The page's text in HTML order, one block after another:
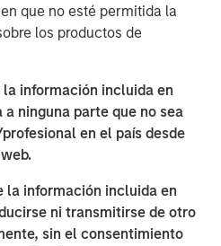
que no esté permitida la
los productos de
información incluida en
ninguna parte que no sea
en el país desde
la información incluida en
ni transmitirse de otro
sin el consentimiento
encouraged plenty of
among investors and
public companies
often use hurdle
their cost of capital and that
the period of easy money
multiples and interest rates.